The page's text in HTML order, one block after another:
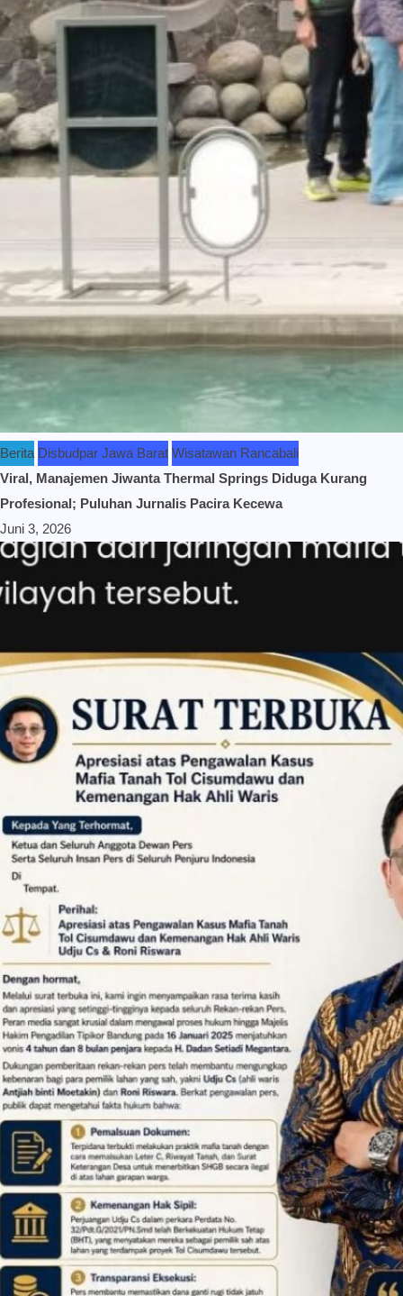
Berita Disbudpar Jawa Barat Wisatawan Rancabali
Viral, Manajemen Jiwanta Thermal Springs Diduga Kurang
Profesional; Puluhan Jurnalis Pacira Kecewa
Juni 3, 2026